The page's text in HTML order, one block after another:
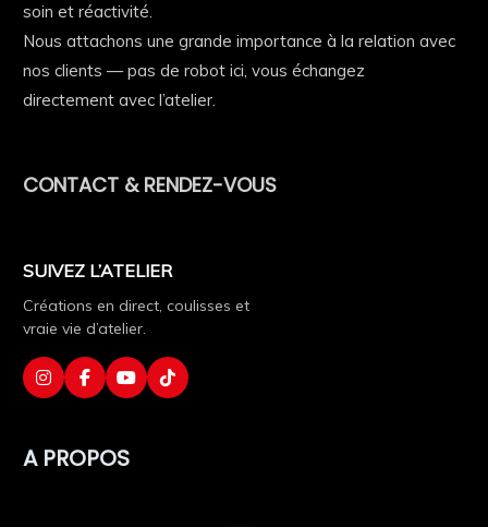
soin et réactivité.
Nous attachons une grande importance à la relation avec
nos clients — pas de robot ici, vous échangez
directement avec l’atelier.
CONTACT & RENDEZ-VOUS
SUIVEZ L’ATELIER
Créations en direct, coulisses et
vraie vie d’atelier.
A PROPOS